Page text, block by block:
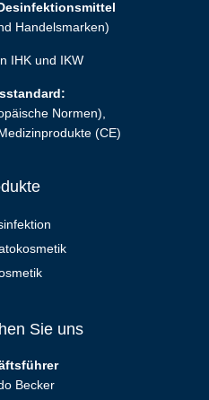
Handelsmarken)
IHK und IKW
Normen),
(CE)
Sie uns
Becker